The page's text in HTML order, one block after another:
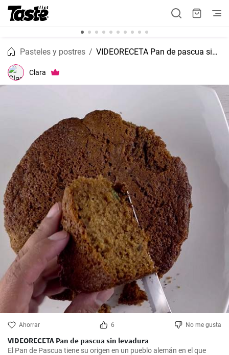
Pasteles y postres VIDEORECETA Pan de pascua sin levadura
Clara
Ahorrar 6 No me gusta
VIDEORECETA Pan de pascua sin levadura
El Pan de Pascua tiene su origen en un pueblo alemán en el que